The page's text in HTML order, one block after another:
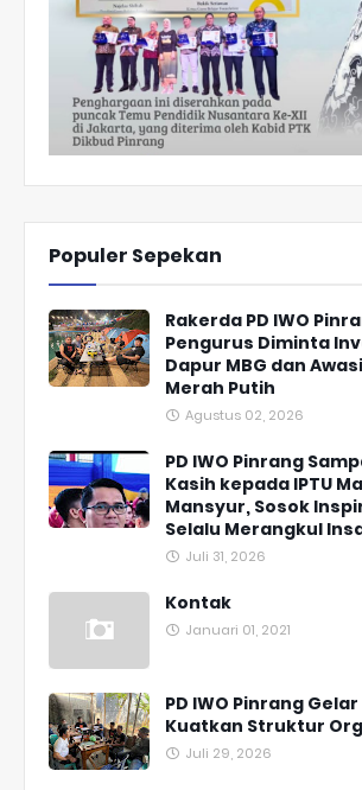
Populer Sepekan
Rakerda PD IWO
Pengurus Diminta
Dapur MBG dan
Merah Putih
Agustus 02, 2026
PD IWO Pinrang
Kasih kepada IPTU
Mansyur, Sosok
Selalu Merangkul
Juli 31, 2026
Kontak
Januari 01, 2021
PD IWO Pinrang
Kuatkan Struktur
Juli 29, 2026